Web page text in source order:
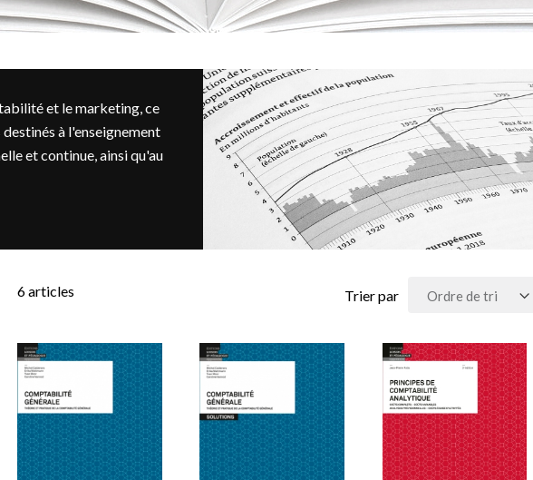
et le marketing, ce
à l'enseignement
et continue, ainsi qu'au
6articles Trier par